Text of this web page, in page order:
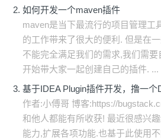
如何开发一个maven插件
maven是当下最流行的项目管理工
的工作带来了很大的便利. 但是在
不能完全满足我们的需求,我们需
开始带大家一起创建自己的插件. ...
基于IDEA Plugin插件开发，撸一个
作者:小傅哥 博客:https://
和他人都能有所收获! 最近很感兴
能力,扩展各项功能.也基于此使用